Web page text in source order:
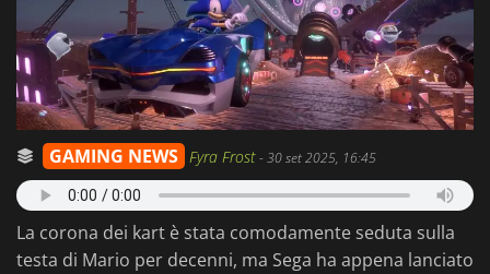
GAMING NEWS Fyra Frost-30 set 2025, 16:45
La corona dei kart è stata comodamente seduta sulla
testa di Mario per decenni, ma Sega ha appena lanciato